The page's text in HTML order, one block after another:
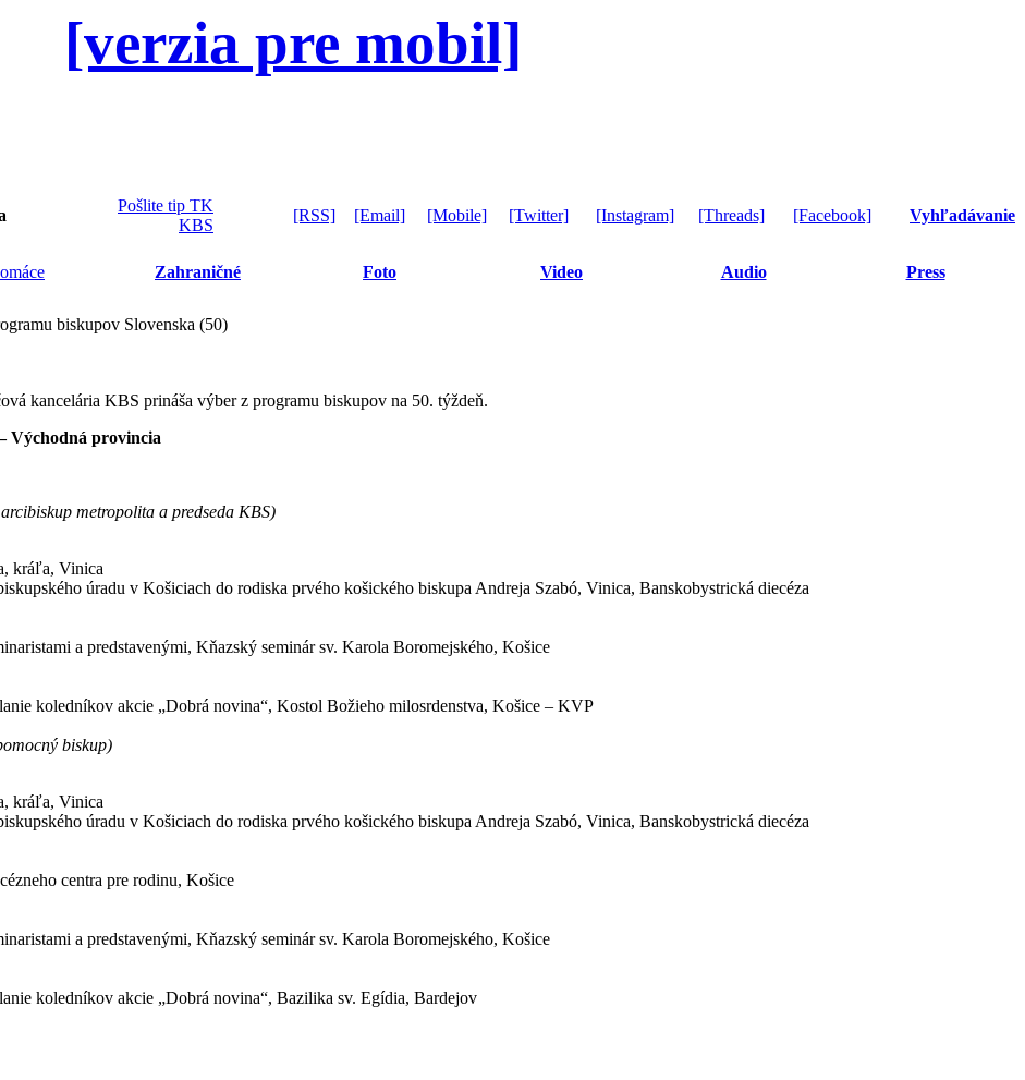
[verzia pre mobil]
Pošlite tip TK
KBS
[RSS] [Email] [Mobile] [Twitter] [Instagram] [Threads] [Facebook] Vyhľadávanie
Zahraničné Foto Video Audio Press
biskupov Slovenska (50)
kancelária KBS prináša výber z programu biskupov na 50. týždeň.
provincia
metropolita a predseda KBS)
kráľa, Vinica
úradu v Košiciach do rodiska prvého košického biskupa Andreja Szabó, Vinica, Banskobystrická diecéza
a predstavenými, Kňazský seminár sv. Karola Boromejského, Košice
koledníkov akcie „Dobrá novina“, Kostol Božieho milosrdenstva, Košice – KVP
biskup)
kráľa, Vinica
úradu v Košiciach do rodiska prvého košického biskupa Andreja Szabó, Vinica, Banskobystrická diecéza
centra pre rodinu, Košice
a predstavenými, Kňazský seminár sv. Karola Boromejského, Košice
koledníkov akcie „Dobrá novina“, Bazilika sv. Egídia, Bardejov